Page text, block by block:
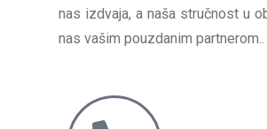
nas izdvaja, a naša stručnost u
nas vašim pouzdanim partnerom..